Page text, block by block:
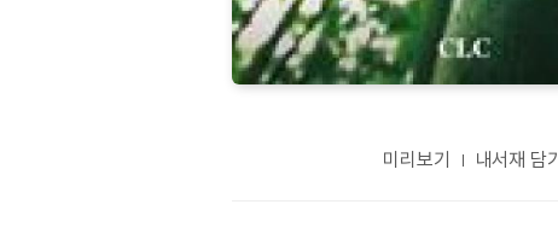
미리보기 내서재 담기